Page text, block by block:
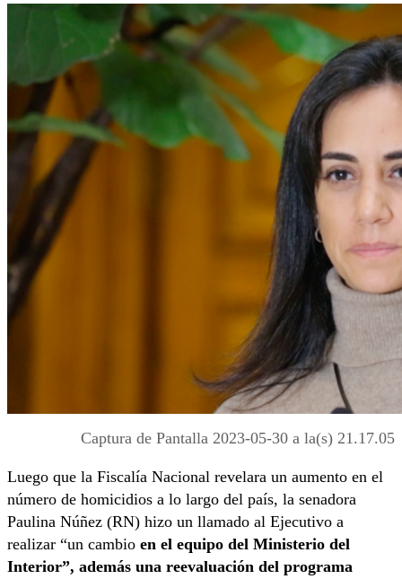
Captura de Pantalla 2023-05-30 a la(s) 21.17.05
Luego que la Fiscalía Nacional revelara un aumento en el
número de homicidios a lo largo del país, la senadora
Paulina Núñez (RN) hizo un llamado al Ejecutivo a
realizar “un cambio en el equipo del Ministerio del
Interior”, además una reevaluación del programa